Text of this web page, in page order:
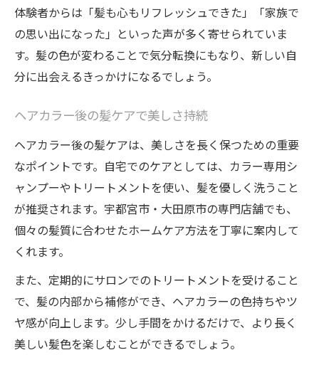
体験者からは「髪も心もリフレッシュできた」「家族で
の思い出になった」といった声が多く寄せられていま
す。髪の色が変わることで気分転換にもなり、新しい自
分に出会えるきっかけになるでしょう。
ヘアカラー後の髪ケアで美しさ持続
ヘアカラー後の髪ケアは、美しさを長く保つための重要
なポイントです。自宅でのケアとしては、カラー専用シ
ャンプーやトリートメントを使い、髪を優しく洗うこと
が推奨されます。宇都宮市・大田原市の専門店舗でも、
個々の髪質に合わせたホームケア方法を丁寧に案内して
くれます。
また、定期的にサロンでのトリートメントを受けること
で、髪の内部から補修ができ、ヘアカラーの色持ちやツ
ヤ感が向上します。少し手間をかけるだけで、より長く
美しい髪色を楽しむことができるでしょう。